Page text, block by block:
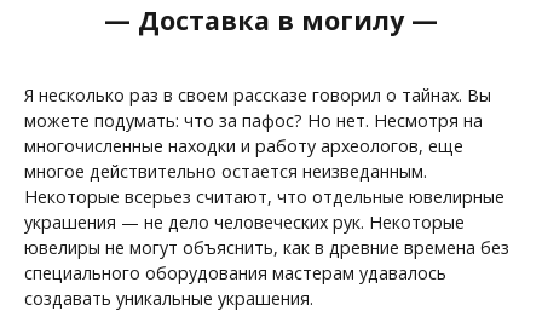
— Доставка в могилу —
Я несколько раз в своем рассказе говорил о тайнах. Вы
можете подумать: что за пафос? Но нет. Несмотря на
многочисленные находки и работу археологов, еще
многое действительно остается неизведанным.
Некоторые всерьез считают, что отдельные ювелирные
украшения — не дело человеческих рук. Некоторые
ювелиры не могут объяснить, как в древние времена без
специального оборудования мастерам удавалось
создавать уникальные украшения.